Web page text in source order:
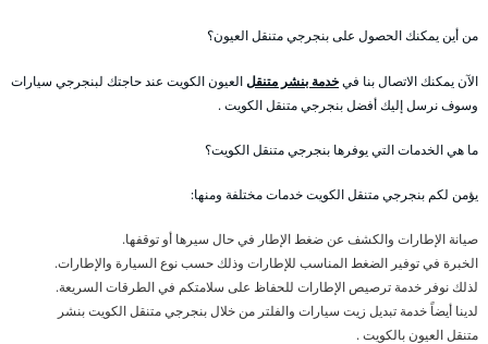
من أين يمكنك الحصول على بنجرجي متنقل العيون؟
الآن يمكنك الاتصال بنا فيخدمة بنشر متنقلالعيون الكويت عند حاجتك لبنجرجي سيارات
وسوف نرسل إليك أفضل بنجرجي متنقل الكويت .
ما هي الخدمات التي يوفرها بنجرجي متنقل الكويت؟
يؤمن لكم بنجرجي متنقل الكويت خدمات مختلفة ومنها:
صيانة الإطارات والكشف عن ضغط الإطار في حال سيرها أو توقفها.
الخبرة في توفير الضغط المناسب للإطارات وذلك حسب نوع السيارة والإطارات.
لذلك نوفر خدمة ترصيص الإطارات للحفاظ على سلامتكم في الطرقات السريعة.
لدينا أيضاً خدمة تبديل زيت سيارات والفلتر من خلال بنجرجي متنقل الكويت بنشر
متنقل العيون بالكويت .